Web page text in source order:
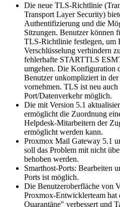
Die neue TLS-Richtlinie
Transport Layer Security)
Authentifizierung und die
Sitzungen. Benutzer können
TLS-Richtlinie festlegen, um
Verschlüsselung verhindern
fehlerhafte STARTTLS
umgehen. Die Konfiguration
Benutzer unkompliziert in
vornehmen. TLS ist neu
Port/Datenverkehr möglich.
Die mit Version 5.1
ermöglicht die Zuordnung
Helpdesk-Mitarbeitern der
ermöglicht werden kann.
Proxmox Mail Gateway 5.1
soll das Problem mit nicht
behoben werden.
Smarthost-Ports: Bearbeiten
Ports ist möglich.
Die Benutzeroberfläche von
Proxmox-Entwicklerteam hat
Quarantäne" verbessert und